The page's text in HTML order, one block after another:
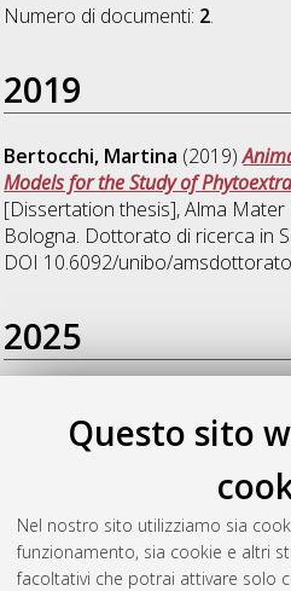
Questo sito
Nel nostro sito utilizziamo sia
funzionamento, sia cookie e altri
facoltativi che potrai attivare solo
Numero di documenti: 2.
2019
Bertocchi, Martina (2019)
Models for the Study of
[Dissertation thesis], Alma
Bologna. Dottorato di ricerca in
DOI 10.6092/unibo/
2025
the assessment of drug transfer
barrier: from 2D to 3D porcine
, [Dissertation thesis],
Università di Bologna. Dottorato
veterinarie, 37 Ciclo. DOI
10.48676/unibo/amsdottorato/